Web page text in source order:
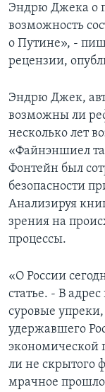
Эндрю Джека о
возможность
о Путине», -
рецензии,
Эндрю Джек,
возможны ли
несколько лет
«Файнэншиел
Фонтейн был
безопасности
Анализируя
зрения на
процессы.
«О России
статье. - В
суровые
удержавшего
экономической
ли не скрытого
мрачное